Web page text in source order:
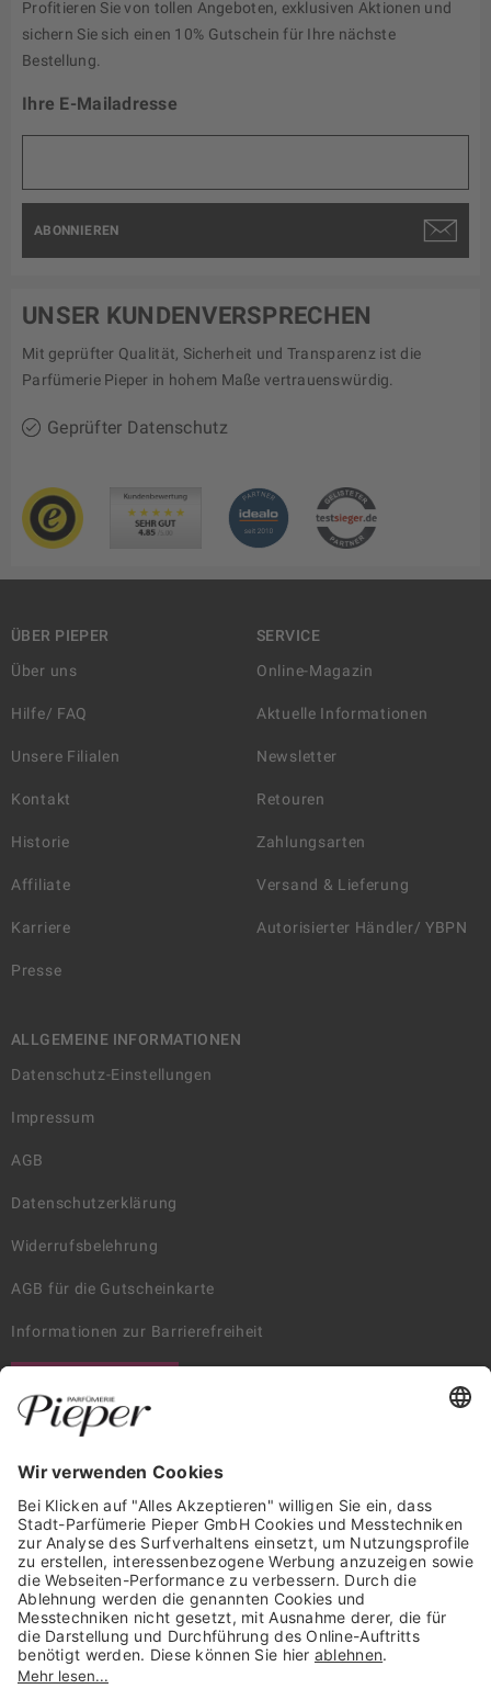
Profitieren Sie von tollen Angeboten, exklusiven Aktionen und
sichern Sie sich einen 10% Gutschein für Ihre nächste
Bestellung.
Ihre E-Mailadresse
ABONNIEREN
UNSER KUNDENVERSPRECHEN
Mit geprüfter Qualität, Sicherheit und Transparenz ist die
Parfümerie Pieper in hohem Maße vertrauenswürdig.
Geprüfter Datenschutz
ÜBER PIEPER
Über uns
Hilfe/ FAQ
Unsere Filialen
Kontakt
Historie
Affiliate
Karriere
Presse
SERVICE
Online-Magazin
Aktuelle Informationen
Newsletter
Retouren
Zahlungsarten
Versand & Lieferung
Autorisierter Händler/ YBPN
ALLGEMEINE INFORMATIONEN
Datenschutz-Einstellungen
Impressum
AGB
Datenschutzerklärung
Widerrufsbelehrung
AGB für die Gutscheinkarte
Informationen zur Barrierefreiheit
Trusted Shops Mitglied seit 2010